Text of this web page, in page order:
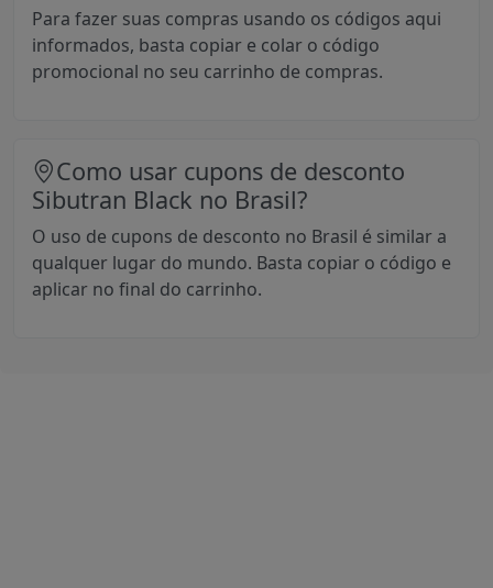
Para fazer suas compras usando os códigos aqui
informados, basta copiar e colar o código
promocional no seu carrinho de compras.
Como usar cupons de desconto
Sibutran Black no Brasil?
O uso de cupons de desconto no Brasil é similar a
qualquer lugar do mundo. Basta copiar o código e
aplicar no final do carrinho.